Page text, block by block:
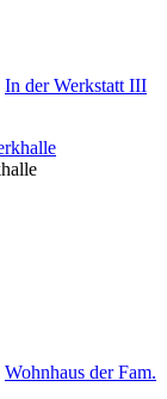
In der Werkstatt III
Wohnhaus der Fam.